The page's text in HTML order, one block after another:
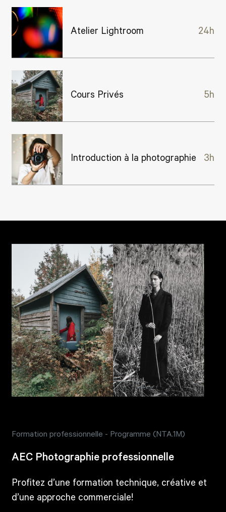
Atelier Lightroom 24h
Cours Privés 5h
Introduction à la photographie 3h
Formation professionnelle - Programme (NTA.1M)
AEC Photographie professionnelle
Profitez d’une formation technique, créative et
d’une approche commerciale!